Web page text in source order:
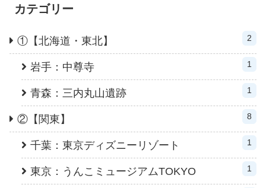
カテゴリー
①【北海道・東北】 2
岩手：中尊寺 1
青森：三内丸山遺跡 1
②【関東】 8
千葉：東京ディズニーリゾート 1
東京：うんこミュージアムTOKYO 1